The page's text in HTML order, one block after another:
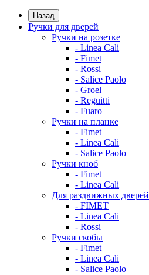
Назад
Ручки для дверей
Ручки на розетке
- Linea Cali
- Fimet
- Rossi
- Salice Paolo
- Groel
- Reguitti
- Fuaro
Ручки на планке
- Fimet
- Linea Cali
- Salice Paolo
Ручки кноб
- Fimet
- Linea Cali
Для раздвижных дверей
- FIMET
- Linea Cali
- Rossi
Ручки скобы
- Fimet
- Linea Cali
- Salice Paolo